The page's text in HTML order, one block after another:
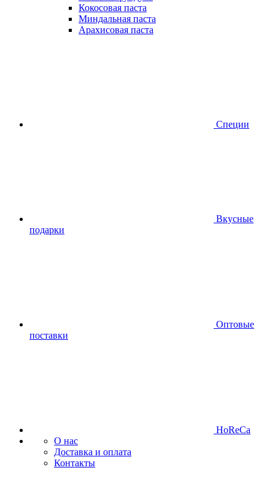
Кокосовая паста
Миндальная паста
Арахисовая паста
Специи
Вкусные
подарки
Оптовые
поставки
HoReCa
О нас
Доставка и оплата
Контакты